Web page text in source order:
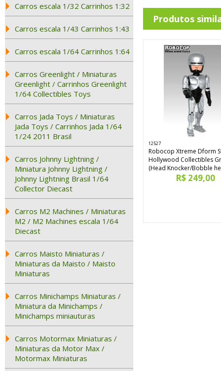
Carros escala 1/32 Carrinhos 1:32
Carros escala 1/43 Carrinhos 1:43
Carros escala 1/64 Carrinhos 1:64
Carros Greenlight / Miniaturas
Greenlight / Carrinhos Greenlight
1/64 Collectibles Toys
Carros Jada Toys / Miniaturas
Jada Toys / Carrinhos Jada 1/64
1/24 2011 Brasil
Carros Johnny Lightning /
Miniatura Johnny Lightning /
Johnny Lightning Brasil 1/64
Collector Diecast
Carros M2 Machines / Miniaturas
M2 / M2 Machines escala 1/64
Diecast
Carros Maisto Miniaturas /
Miniaturas da Maisto / Maisto
Miniaturas
Carros Minichamps Miniaturas /
Miniatura da Minichamps /
Minichamps miniauturas
Carros Motormax Miniaturas /
Miniaturas da Motor Max /
Motormax Miniaturas
Produtos
12527
Robocop Xtreme Dform
Hollywood Collectibles
(Head Knocker/Bobble
R$ 249,00